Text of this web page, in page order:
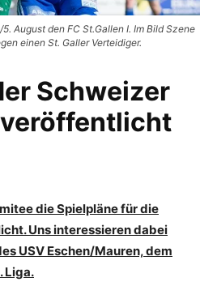
August den FC St.Gallen I. Im Bild Szene
einen St. Galler Verteidiger.
Schweizer
die Spielpläne für die
Uns interessieren dabei
USV Eschen/Mauren, dem
Liga.